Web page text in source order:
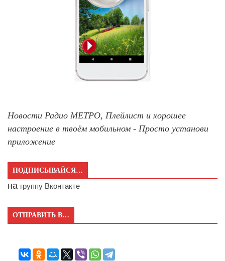
Новости Радио МЕТРО, Плейлист и хорошее
настроение в твоём мобильном - Просто установи
приложение
ПОДПИСЫВАЙСЯ…
на группу Вконтакте
ОТПРАВИТЬ В…